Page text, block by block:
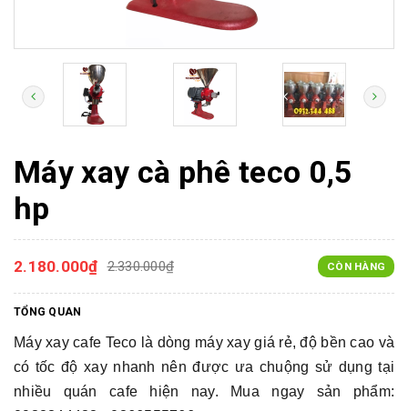
Máy xay cà phê teco 0,5
hp
2.180.000₫ 2.330.000₫ CÒN HÀNG
TỔNG QUAN
Máy xay cafe Teco là dòng máy xay giá rẻ, độ bền cao và
có tốc độ xay nhanh nên được ưa chuộng sử dụng tại
nhiều quán cafe hiện nay. Mua ngay sản phẩm: